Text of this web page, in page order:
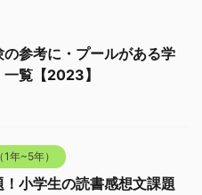
参考に・プールがある学
覧【2023】
年~5年）
小学生の読書感想文課題